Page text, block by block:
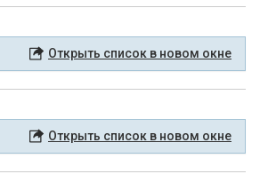
Открыть список в новом окне
Открыть список в новом окне